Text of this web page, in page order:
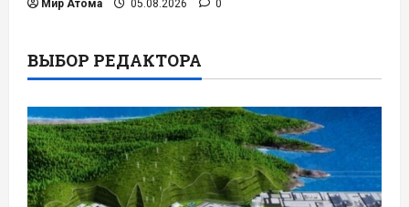
Мир Атома 05.08.2026 0
ВЫБОР РЕДАКТОРА